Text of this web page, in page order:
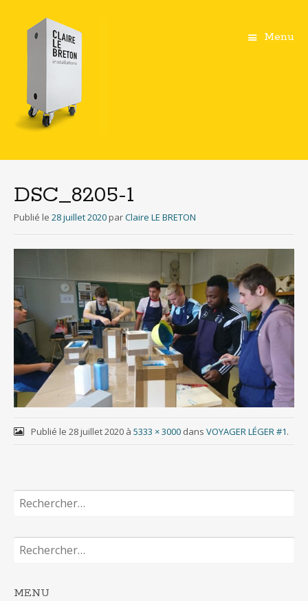
Menu
principal
DSC_8205-1
Publié le 28 juillet 2020 parClaire LE BRETON
Publié le 28 juillet 2020à 5333 × 3000dans VOYAGER LÉGER #1.
Rechercher :
Rechercher :
MENU